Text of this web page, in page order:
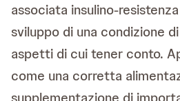
associata insulino-
sviluppo di una condizione
aspetti di cui tener conto.
come una corretta